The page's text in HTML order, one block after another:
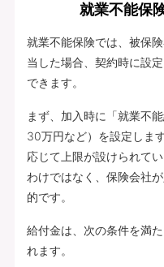
就業不能保
就業不能保険では、被保
当した場合、契約時に設
できます。
まず、加入時に「就業不
30万円など）を設定しま
応じて上限が設けられて
わけではなく、保険会社
的です。
給付金は、次の条件を満
れます。